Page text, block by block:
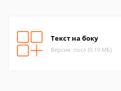
Текст на боку
Версия: посл (0.19 МБ)